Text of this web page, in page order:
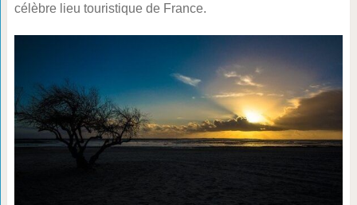
célèbre lieu touristique de France.